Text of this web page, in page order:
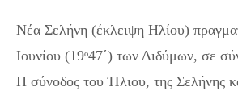
Νέα Σελήνη (έκλειψη Ηλίου)
Ιουνίου (19ᵒ47΄) των Διδύμων, σε
Η σύνοδος του Ήλιου, της Σελήνης